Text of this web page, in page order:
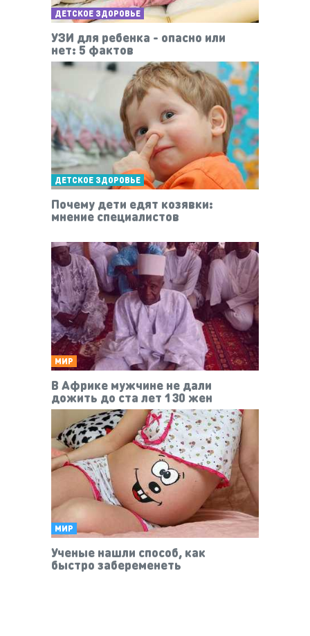
ДЕТСКОЕ ЗДОРОВЬЕ
УЗИ для ребенка - опасно или
нет: 5 фактов
ДЕТСКОЕ ЗДОРОВЬЕ
Почему дети едят козявки:
мнение специалистов
МИР
В Африке мужчине не дали
дожить до ста лет 130 жен
МИР
Ученые нашли способ, как
быстро забеременеть